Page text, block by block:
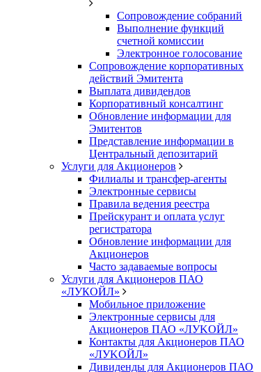
Сопровождение собраний
Выполнение функций
счетной комиссии
Электронное голосование
Сопровождение корпоративных
действий Эмитента
Выплата дивидендов
Корпоративный консалтинг
Обновление информации для
Эмитентов
Представление информации в
Центральный депозитарий
Услуги для Акционеров
Филиалы и трансфер-агенты
Электронные сервисы
Правила ведения реестра
Прейскурант и оплата услуг
регистратора
Обновление информации для
Акционеров
Часто задаваемые вопросы
Услуги для Акционеров ПАО
«ЛУКОЙЛ»
Мобильное приложение
Электронные сервисы для
Акционеров ПАО «ЛУKOЙЛ»
Контакты для Акционеров ПАО
«ЛУKOЙЛ»
Дивиденды для Акционеров ПАО